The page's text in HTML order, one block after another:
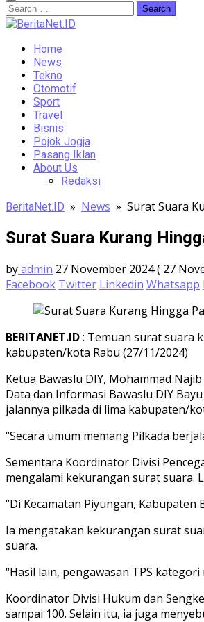
Home
News
Tekno
Otomotif
Sport
Travel
Bisnis
Pojok Jogja
Pasang Iklan
About Us
Redaksi
BeritaNet.ID » News » Surat Suara
Surat Suara Kurang
byadmin 27 November 2024( 27
Facebook Twitter Linkedin Whatsapp
BERITANET.ID: Temuan surat suara
kabupaten/kota Rabu (27/11/2024)
Ketua Bawaslu DIY, Mohammad
Data dan Informasi Bawaslu DIY
jalannya pilkada di lima kabupaten/
“Secara umum memang Pilkada
Sementara Koordinator Divisi
mengalami kekurangan surat suara.
“Di Kecamatan Piyungan, Kabupaten
Ia mengatakan kekurangan surat
suara.
“Hasil lain, pengawasan TPS
Koordinator Divisi Hukum dan
sampai 100. Selain itu, ia juga